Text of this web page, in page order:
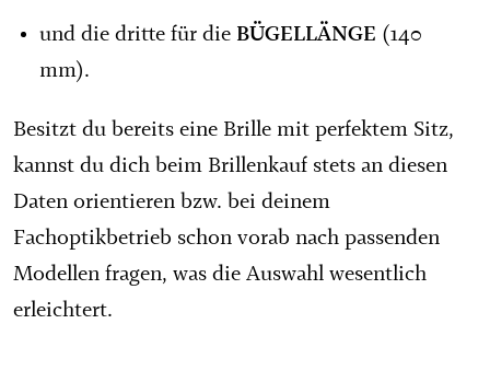
und die dritte für die BÜGELLÄNGE (140
mm).
Besitzt du bereits eine Brille mit perfektem Sitz,
kannst du dich beim Brillenkauf stets an diesen
Daten orientieren bzw. bei deinem
Fachoptikbetrieb schon vorab nach passenden
Modellen fragen, was die Auswahl wesentlich
erleichtert.